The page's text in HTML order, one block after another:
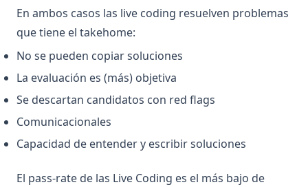
En ambos casos las live coding resuelven problemas
que tiene el takehome:
No se pueden copiar soluciones
La evaluación es (más) objetiva
Se descartan candidatos con red flags
Comunicacionales
Capacidad de entender y escribir soluciones
El pass-rate de las Live Coding es el más bajo de